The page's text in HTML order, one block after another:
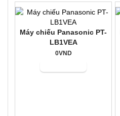
Máy chiếu Panasonic PT-
LB1VEA
0VND